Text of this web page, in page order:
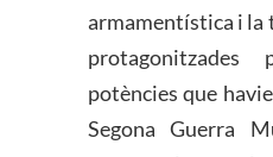
armamentística i la
potències que
Segona Guerra